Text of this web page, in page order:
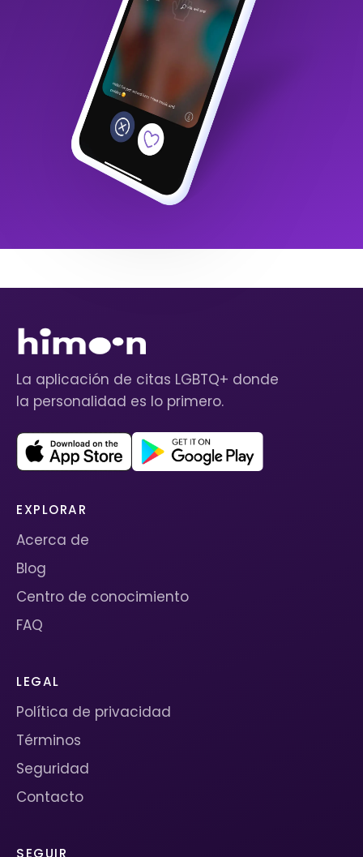
La aplicación de citas LGBTQ+ donde
la personalidad es lo primero.
EXPLORAR
Acerca de
Blog
Centro de conocimiento
FAQ
LEGAL
Política de privacidad
Términos
Seguridad
Contacto